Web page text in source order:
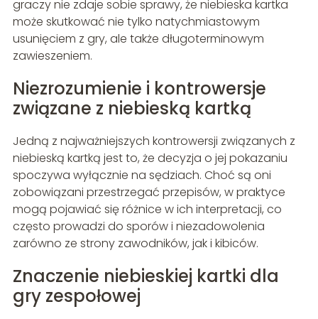
graczy nie zdaje sobie sprawy, że niebieska kartka
może skutkować nie tylko natychmiastowym
usunięciem z gry, ale także długoterminowym
zawieszeniem.
Niezrozumienie i kontrowersje
związane z niebieską kartką
Jedną z najważniejszych kontrowersji związanych z
niebieską kartką jest to, że decyzja o jej pokazaniu
spoczywa wyłącznie na sędziach. Choć są oni
zobowiązani przestrzegać przepisów, w praktyce
mogą pojawiać się różnice w ich interpretacji, co
często prowadzi do sporów i niezadowolenia
zarówno ze strony zawodników, jak i kibiców.
Znaczenie niebieskiej kartki dla
gry zespołowej